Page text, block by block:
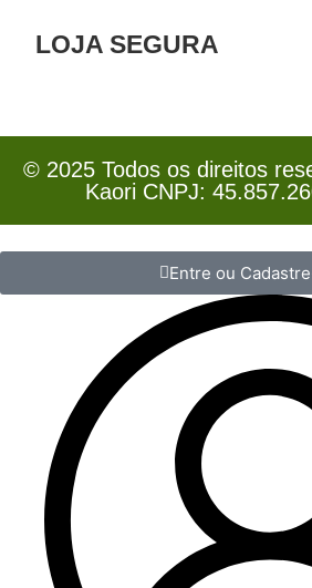
LOJA SEGURA
© 2025 Todos os direitos
Kaori CNPJ:
Entre ou